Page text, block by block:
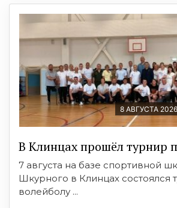
8 АВГУСТА
В Клинцах прошёл турнир
7 августа на базе спортивной
Шкурного в Клинцах состоялся
волейболу ...